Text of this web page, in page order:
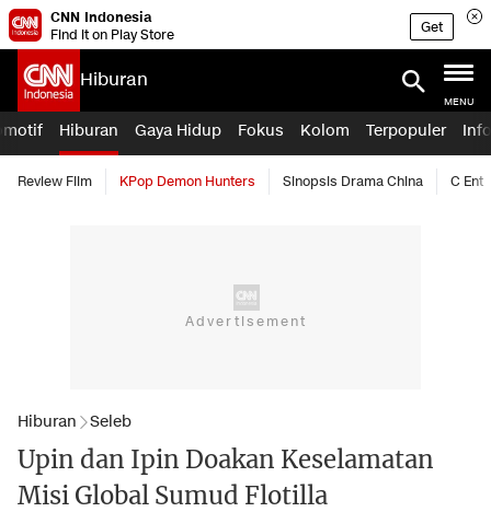
CNN Indonesia
Find it on Play Store
Get
Hiburan
MENU
Hiburan Gaya Hidup Fokus Kolom Terpopuler
Review Film KPop Demon Hunters Sinopsis Drama China C Ent
Hiburan Seleb
Upin dan Ipin Doakan Keselamatan
Misi Global Sumud Flotilla